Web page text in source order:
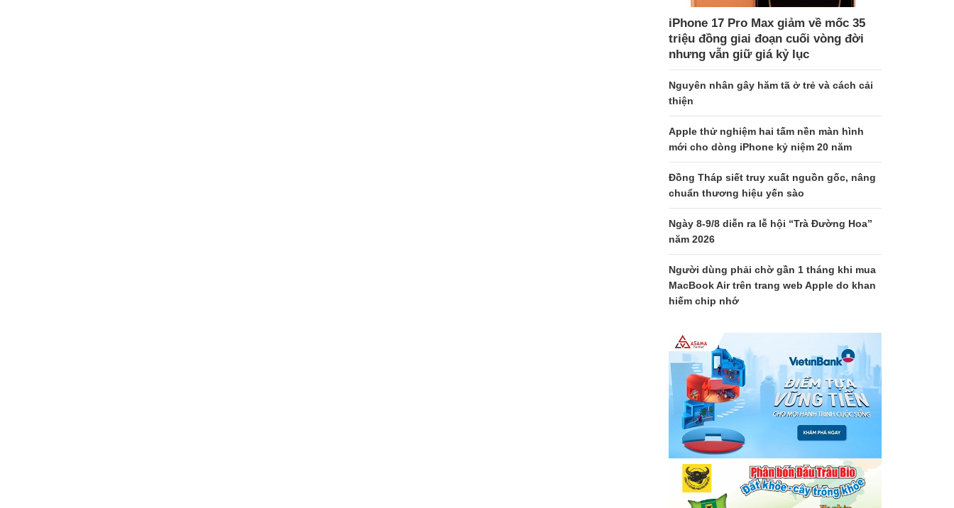
iPhone 17 Pro Max giảm về mốc 35
triệu đồng giai đoạn cuối vòng đời
nhưng vẫn giữ giá kỷ lục
Nguyên nhân gây hăm tã ở trẻ và cách cải
thiện
Apple thử nghiệm hai tấm nền màn hình
mới cho dòng iPhone kỷ niệm 20 năm
Đồng Tháp siết truy xuất nguồn gốc, nâng
chuẩn thương hiệu yến sào
Ngày 8-9/8 diễn ra lễ hội “Trà Đường Hoa”
năm 2026
Người dùng phải chờ gần 1 tháng khi mua
MacBook Air trên trang web Apple do khan
hiếm chip nhớ